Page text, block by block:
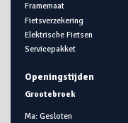
Framemaat
Fietsverzekering
Elektrische Fietsen
Servicepakket
Openingstijden
Grootebroek
Ma: Gesloten